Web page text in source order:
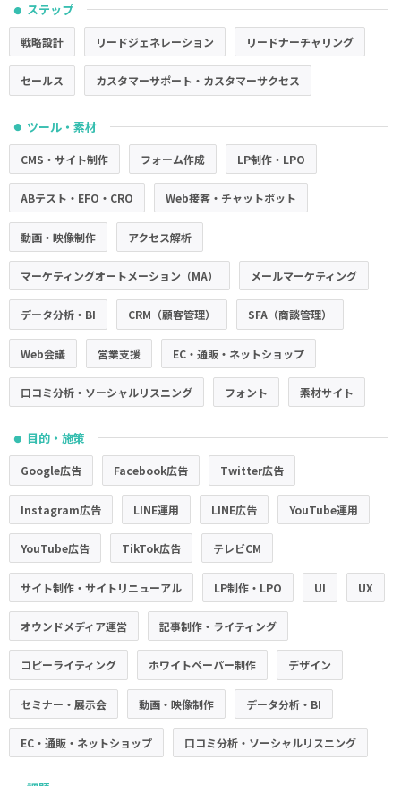
● ステップ
戦略設計 リードジェネレーション リードナーチャリング
セールス カスタマーサポート・カスタマーサクセス
● ツール・素材
CMS・サイト制作 フォーム作成 LP制作・LPO
ABテスト・EFO・CRO Web接客・チャットボット
動画・映像制作 アクセス解析
マーケティングオートメーション（MA） メールマーケティング
データ分析・BI CRM（顧客管理） SFA（商談管理）
Web会議 営業支援 EC・通販・ネットショップ
口コミ分析・ソーシャルリスニング フォント 素材サイト
● 目的・施策
Google広告 Facebook広告 Twitter広告
Instagram広告 LINE運用 LINE広告 YouTube運用
YouTube広告 TikTok広告 テレビCM
サイト制作・サイトリニューアル LP制作・LPO UI UX
オウンドメディア運営 記事制作・ライティング
コピーライティング ホワイトペーパー制作 デザイン
セミナー・展示会 動画・映像制作 データ分析・BI
EC・通販・ネットショップ 口コミ分析・ソーシャルリスニング